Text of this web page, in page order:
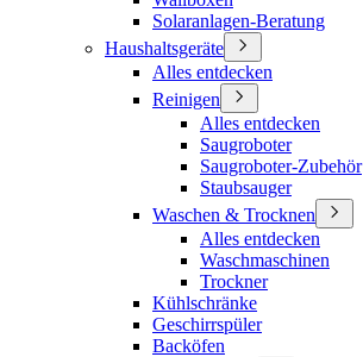
Solaranlagen-Beratung
Haushaltsgeräte
Alles entdecken
Reinigen
Alles entdecken
Saugroboter
Saugroboter-Zubehör
Staubsauger
Waschen & Trocknen
Alles entdecken
Waschmaschinen
Trockner
Kühlschränke
Geschirrspüler
Backöfen